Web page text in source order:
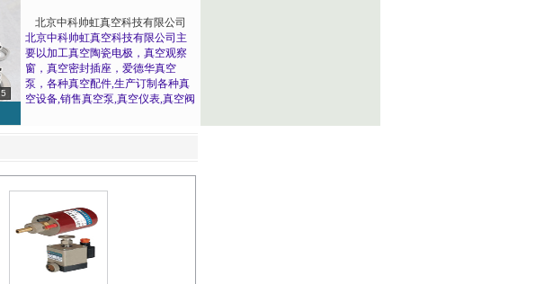
5
北京中科帅虹真空科技有限公司主
要以加工真空陶瓷电极，真空观察
窗，真空密封插座，爱德华真空
泵，各种真空配件,生产订制各种真
空设备,销售真空泵,真空仪表,真空阀
门,真空标准件,非标加工,真空设备等